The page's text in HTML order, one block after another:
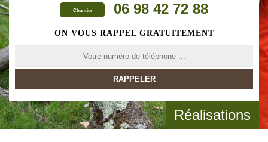
Chantier 06 98 42 72 88
ON VOUS RAPPEL GRATUITEMENT
Réalisations